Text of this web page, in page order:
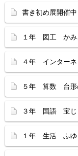
書き初め展開催
１年 図工 かみ
４年 インターネ
５年 算数 台形
３年 国語 宝じ
１年 生活 ふゆ